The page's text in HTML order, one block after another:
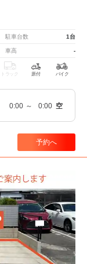
駐車台数 1台
車高 -
トラック 原付 バイク
0:00 ～ 0:00 空
予約へ